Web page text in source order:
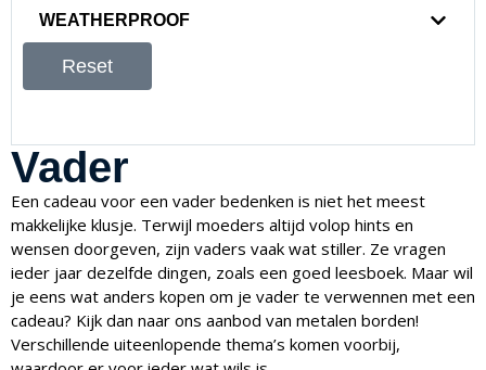
WEATHERPROOF
Reset
Vader
Een cadeau voor een vader bedenken is niet het meest
makkelijke klusje. Terwijl moeders altijd volop hints en
wensen doorgeven, zijn vaders vaak wat stiller. Ze vragen
ieder jaar dezelfde dingen, zoals een goed leesboek. Maar wil
je eens wat anders kopen om je vader te verwennen met een
cadeau? Kijk dan naar ons aanbod van metalen borden!
Verschillende uiteenlopende thema’s komen voorbij,